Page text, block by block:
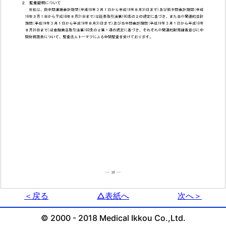
＜戻る △表紙へ 次へ＞
© 2000 - 2018 Medical Ikkou Co.,Ltd.